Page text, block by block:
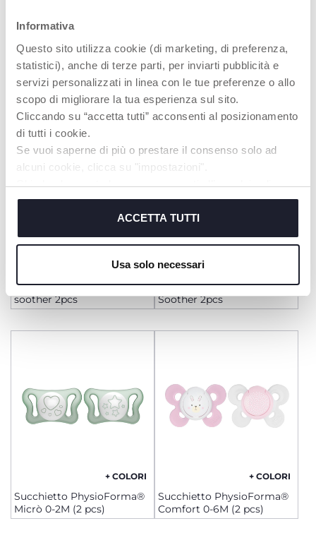
Informativa
Questo sito utilizza cookie (di marketing, di preferenza,
statistici), anche di terze parti, per inviarti pubblicità e
servizi personalizzati in linea con le tue preferenze o allo
scopo di migliorare la tua esperienza sul sito.
Cliccando su “accetta tutti” acconsenti al posizionamento
di tutti i cookie.
Se vuoi saperne di più o prestare il consenso solo ad
alcuni cookie, clicca su "impostazioni".
Chiudendo questo banner acconsenti all’uso dei soli
cookie tecnici, indispensabili per fruire del servizio
ACCETTA TUTTI
Usa solo necessari
Gommotto Physioforma®
Luxe Fluo 2-6M (2pcs)
+ COLORI
Succhietto PhysioForma®
Light 16-36M 2 pz
+ COLORI
Physioforma® Air2-6M
soother 2pcs
Physioforma® Air 16-36M
Soother 2pcs
+ COLORI
Succhietto PhysioForma®
Micrò 0-2M (2 pcs)
+ COLORI
Succhietto PhysioForma®
Comfort 0-6M (2 pcs)